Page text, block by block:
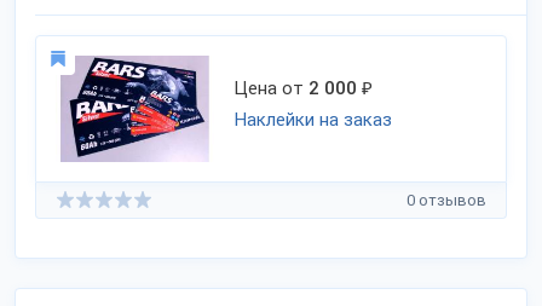
Цена от 2 000 ₽
Наклейки на заказ
0 отзывов